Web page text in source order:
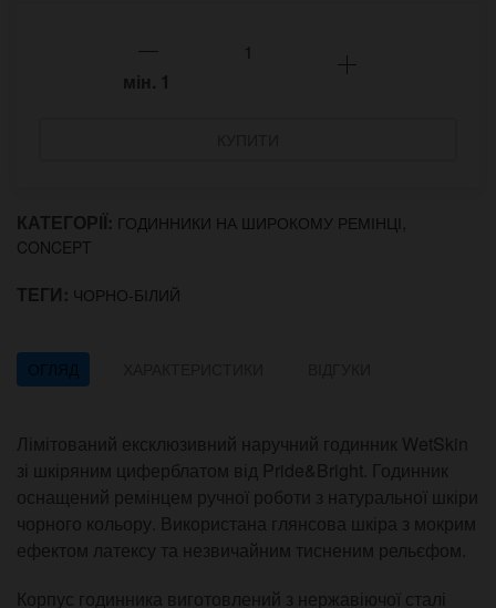
мін. 1
КАТЕГОРІЇ: ГОДИННИКИ НА ШИРОКОМУ РЕМІНЦІ ,
CONCEPT
ТЕГИ: ЧОРНО-БІЛИЙ
ОГЛЯД
Лімітований ексклюзивний наручний годинник WetSkin
зі шкіряним циферблатом від Pride&Bright. Годинник
оснащений ремінцем ручної роботи з натуральної шкіри
чорного кольору. Використана глянсова шкіра з мокрим
ефектом латексу та незвичайним тисненим рельєфом.
Корпус годинника виготовлений з нержавіючої сталі